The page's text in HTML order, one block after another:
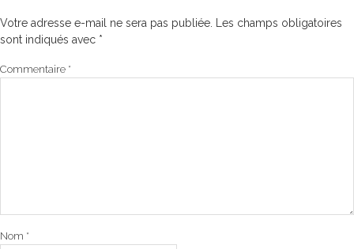
Votre adresse e-mail ne sera pas publiée.
Les champs obligatoires
sont indiqués avec *
Commentaire *
Nom *